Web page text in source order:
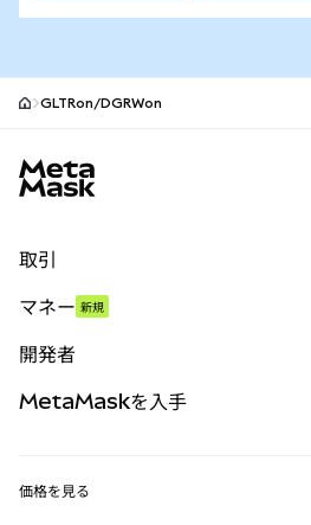
GLTRon/DGRWon
取引
パーペチュアル
RWA
マネー 新規
開発者
MetaMaskを入手
価格を見る